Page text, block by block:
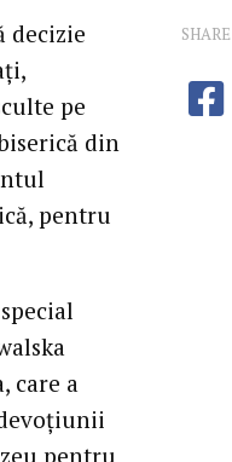
decizie
pe
din
pentru
care a
pentru
SHARE